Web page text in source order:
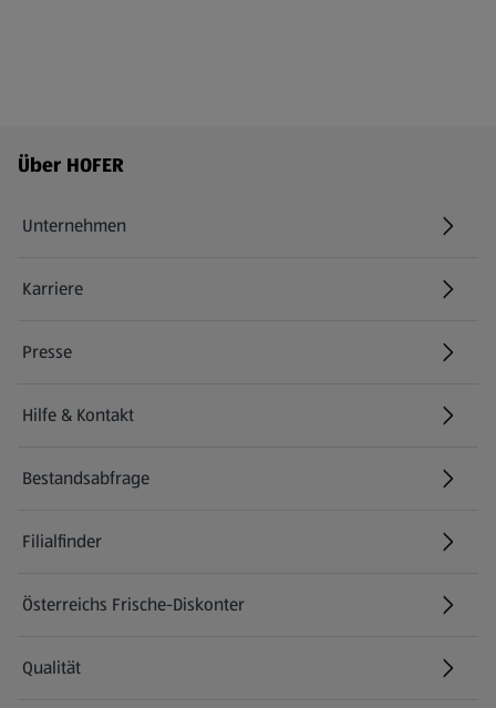
Fußzeilenmenü - weitere Links
Über HOFER
Unternehmen
Karriere
(öffnet in einem neuen Tab)
Presse
Hilfe & Kontakt
(öffnet in einem neuen Tab)
Bestandsabfrage
(öffnet in einem neuen Tab)
Filialfinder
Österreichs Frische-Diskonter
Qualität